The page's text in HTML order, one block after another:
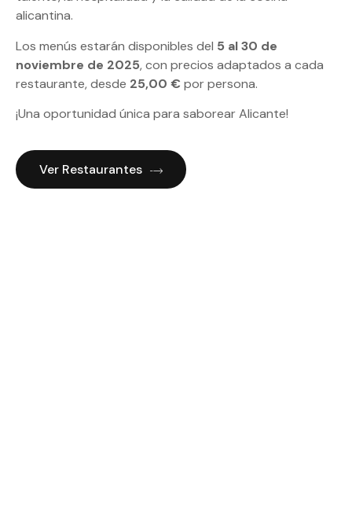
alicantina.
Los menús estarán disponibles del 5 al 30 de
noviembre de 2025, con precios adaptados a cada
restaurante, desde 25,00 € por persona.
¡Una oportunidad única para saborear Alicante!
Ver Restaurantes